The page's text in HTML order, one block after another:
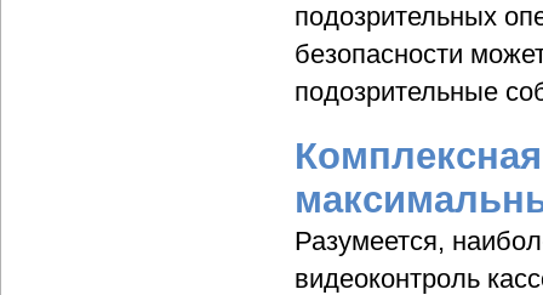
подозрительных
безопасности
подозрительные
Разумеется,
видеоконтроль